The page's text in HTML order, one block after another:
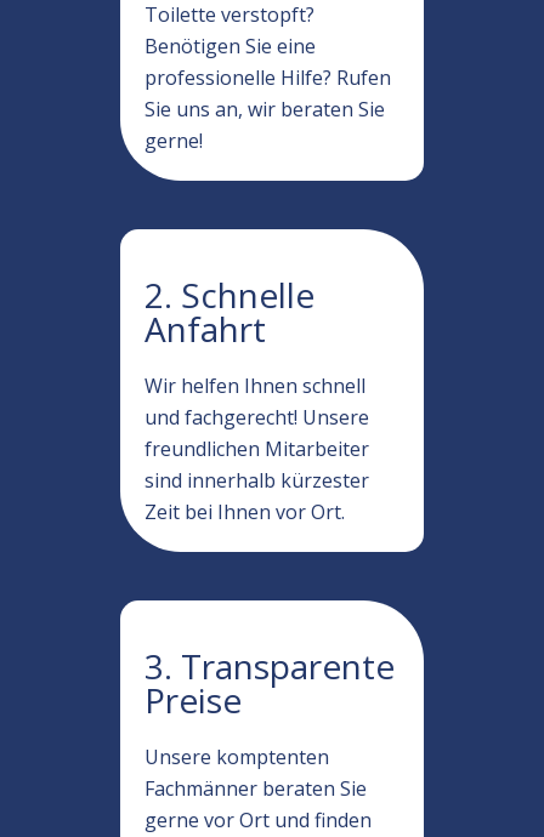
Toilette verstopft?
Benötigen Sie eine
professionelle Hilfe? Rufen
Sie uns an, wir beraten Sie
gerne!
2. Schnelle
Anfahrt
Wir helfen Ihnen schnell
und fachgerecht! Unsere
freundlichen Mitarbeiter
sind innerhalb kürzester
Zeit bei Ihnen vor Ort.
3. Transparente
Preise
Unsere komptenten
Fachmänner beraten Sie
gerne vor Ort und finden